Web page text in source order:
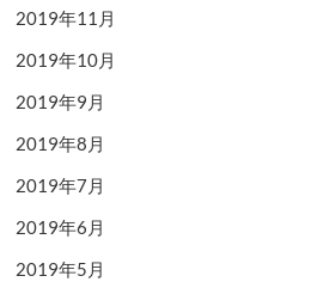
2019年11月
2019年10月
2019年9月
2019年8月
2019年7月
2019年6月
2019年5月